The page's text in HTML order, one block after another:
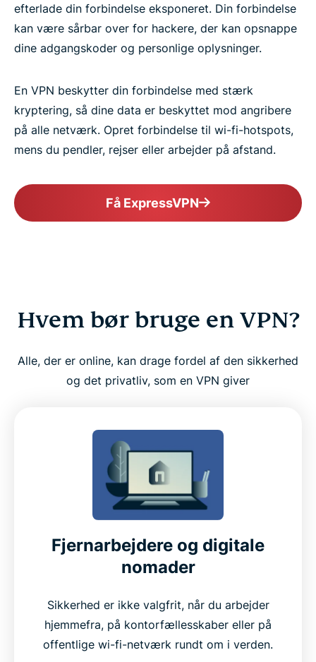
efterlade din forbindelse eksponeret. Din forbindelse
kan være sårbar over for hackere, der kan opsnappe
dine adgangskoder og personlige oplysninger.
En VPN beskytter din forbindelse med stærk
kryptering, så dine data er beskyttet mod angribere
på alle netværk. Opret forbindelse til wi-fi-hotspots,
mens du pendler, rejser eller arbejder på afstand.
Få ExpressVPN
Hvem bør bruge en VPN?
Alle, der er online, kan drage fordel af den sikkerhed
og det privatliv, som en VPN giver
Fjernarbejdere og digitale
nomader
Sikkerhed er ikke valgfrit, når du arbejder
hjemmefra, på kontorfællesskaber eller på
offentlige wi-fi-netværk rundt om i verden.